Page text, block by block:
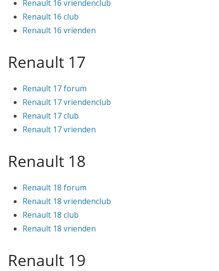
Renault 16 vriendenclub
Renault 16 club
Renault 16 vrienden
Renault 17
Renault 17 forum
Renault 17 vriendenclub
Renault 17 club
Renault 17 vrienden
Renault 18
Renault 18 forum
Renault 18 vriendenclub
Renault 18 club
Renault 18 vrienden
Renault 19